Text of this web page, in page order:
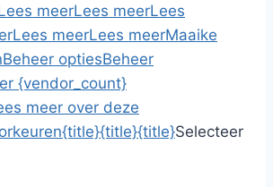
meerLees meerLees
Lees meerLees meerMaaike
Beheer optiesBeheer
{vendor_count}
meer over deze
{title}{title}{title}Selecteer